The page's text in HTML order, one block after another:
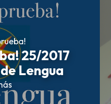
25/2017
Lengua